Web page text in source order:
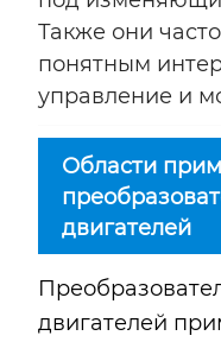
Также они
понятным
управление и
Области
двигателей
двигателей